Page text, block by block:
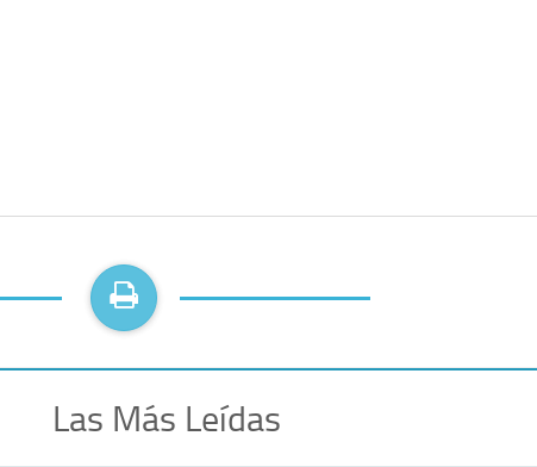
Las Más Leídas